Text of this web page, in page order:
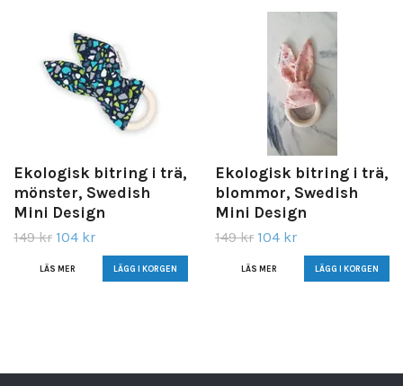
Ekologisk bitring i trä,
mönster, Swedish
Mini Design
149 kr 104 kr
LÄS MER
Ekologisk bitring i trä,
blommor, Swedish
Mini Design
149 kr 104 kr
LÄS MER